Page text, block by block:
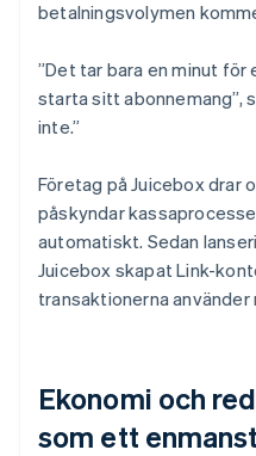
betalningsvolymen
”Det tar bara en minut
starta sitt abonnemang”,
inte.”
Företag på Juicebox drar
påskyndar
automatiskt. Sedan
Juicebox skapat Link-
transaktionerna använder
Ekonomi och
som ett